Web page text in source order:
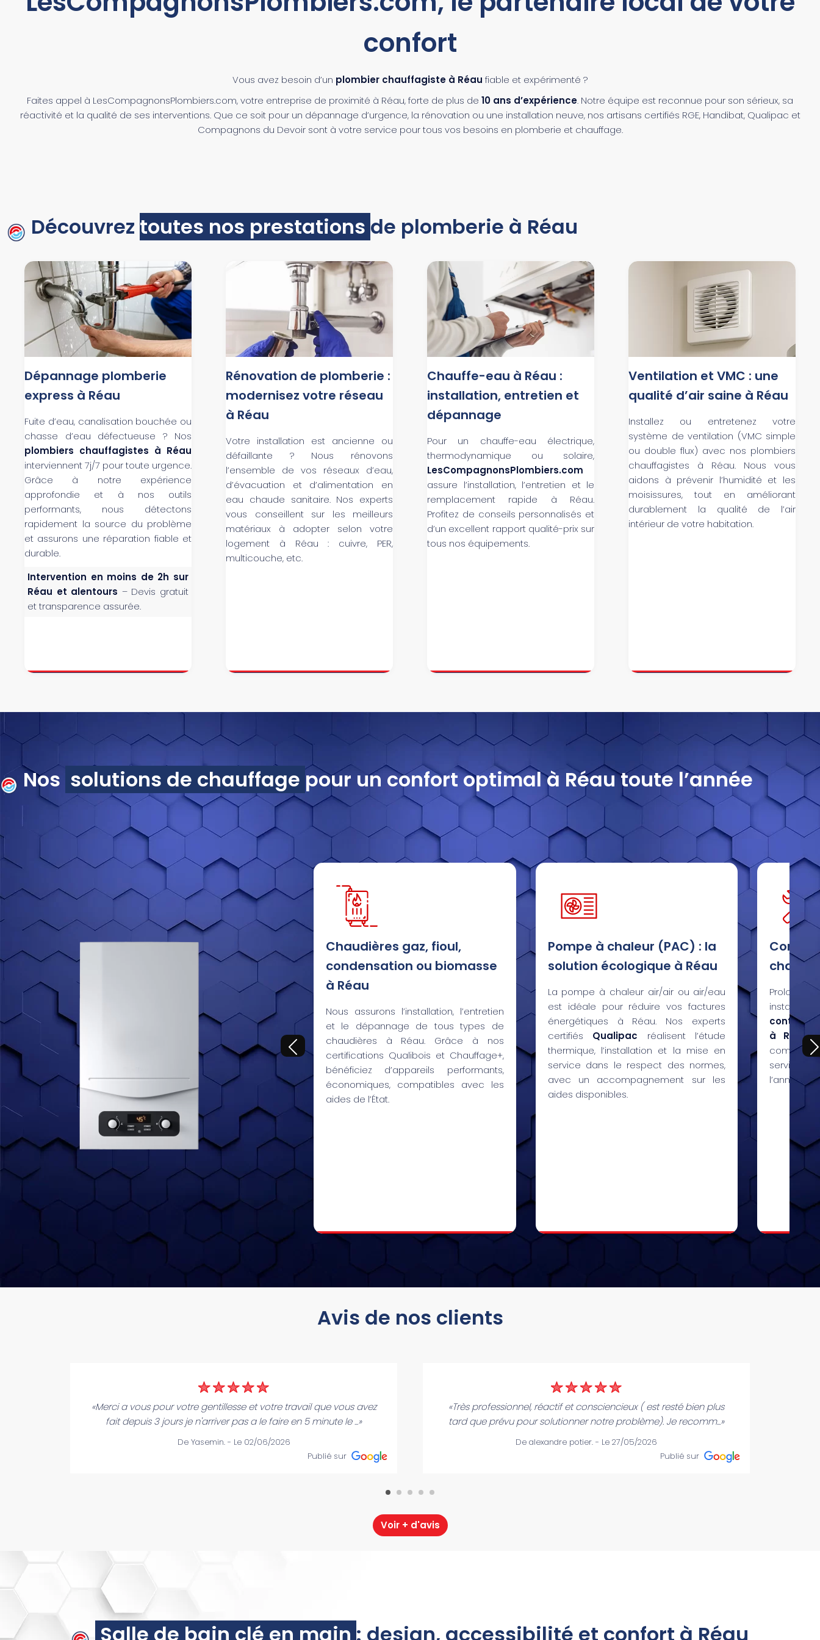
confort
Vous avez besoin d’un plombier chauffagiste à Réau fiable et expérimenté ?
Faites appel à LesCompagnonsPlombiers.com, votre entreprise de proximité à Réau, forte de plus de 10 ans d’expérience. Notre équipe est reconnue pour son sérieux, sa
réactivité et la qualité de ses interventions. Que ce soit pour un dépannage d’urgence, la rénovation ou une installation neuve, nos artisans certifiés RGE, Handibat, Qualipac et
Compagnons du Devoir sont à votre service pour tous vos besoins en plomberie et chauffage.
Découvrez toutes nos prestations de plomberie à Réau
Dépannage plomberie
express à Réau
Fuite d’eau, canalisation bouchée ou
chasse d’eau défectueuse ? Nos
plombiers chauffagistes à Réau
interviennent 7j/7 pour toute urgence.
Grâce à notre expérience
approfondie et à nos outils
performants, nous détectons
rapidement la source du problème
et assurons une réparation fiable et
durable.
Intervention en moins de 2h sur
Réau et alentours – Devis gratuit
et transparence assurée.
Rénovation de plomberie :
modernisez votre réseau
à Réau
Votre installation est ancienne ou
défaillante ? Nous rénovons
l’ensemble de vos réseaux d’eau,
d’évacuation et d’alimentation en
eau chaude sanitaire. Nos experts
vous conseillent sur les meilleurs
matériaux à adopter selon votre
logement à Réau : cuivre, PER,
multicouche, etc.
Chauffe-eau à Réau :
installation, entretien et
dépannage
Pour un chauffe-eau électrique,
thermodynamique ou solaire,
LesCompagnonsPlombiers.com
assure l’installation, l’entretien et le
remplacement rapide à Réau.
Profitez de conseils personnalisés et
d’un excellent rapport qualité-prix sur
tous nos équipements.
Ventilation et VMC : une
qualité d’air saine à Réau
Installez ou entretenez votre
système de ventilation (VMC simple
ou double flux) avec nos plombiers
chauffagistes à Réau. Nous vous
aidons à prévenir l’humidité et les
moisissures, tout en améliorant
durablement la qualité de l’air
intérieur de votre habitation.
Nos solutions de chauffage pour un confort optimal à Réau toute l’année
Chaudières gaz, fioul,
condensation ou biomasse
à Réau
Nous assurons l’installation, l’entretien
et le dépannage de tous types de
chaudières à Réau. Grâce à nos
certifications Qualibois et Chauffage+,
bénéficiez d’appareils performants,
économiques, compatibles avec les
aides de l’État.
Pompe à chaleur (PAC) : la
solution écologique à Réau
La pompe à chaleur air/air ou air/eau
est idéale pour réduire vos factures
énergétiques à Réau. Nos experts
certifiés Qualipac réalisent l’étude
thermique, l’installation et la mise en
service dans le respect des normes,
avec un accompagnement sur les
aides disponibles.
contrats
à Réau:
complet,
service
l’année.
Avis de nos clients
«Merci a vous pour votre gentillesse et votre travail que vous avez
fait depuis 3 jours je n'arriver pas a le faire en 5 minute le ...»
De Yasemin. - Le 02/06/2026
Publié sur
«Très professionnel, réactif et consciencieux ( est resté bien plus
tard que prévu pour solutionner notre problème). Je recomm...»
De alexandre potier. - Le 27/05/2026
Publié sur
Voir + d'avis
Salle de bain clé en main : design, accessibilité et confort à Réau